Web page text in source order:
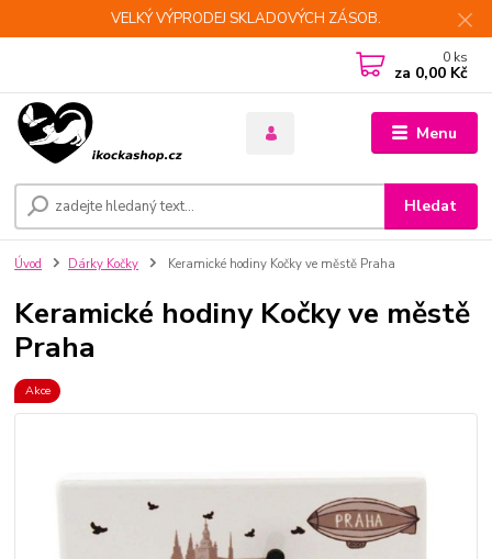
VELKÝ VÝPRODEJ SKLADOVÝCH ZÁSOB.
Menu
Hledat
0 ks
za 0,00 Kč
Úvod Dárky Kočky Keramické hodiny Kočky ve městě Praha
Keramické hodiny Kočky ve městě
Praha
Akce